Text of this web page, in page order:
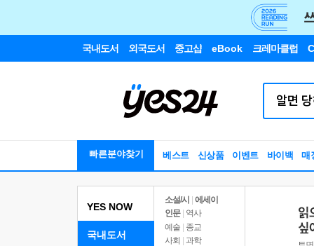
국내도서 외국도서 중고샵 eBook 크레마클럽
빠른분야찾기 베스트 신상품 이벤트 바이백 매
YES NOW
국내도서
소설/시
에세이
인문
역사
예술 | 종교
사회 | 과학